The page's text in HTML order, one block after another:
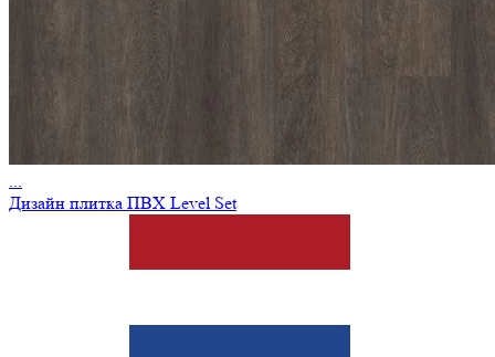
...
Дизайн плитка ПВХ Level Set